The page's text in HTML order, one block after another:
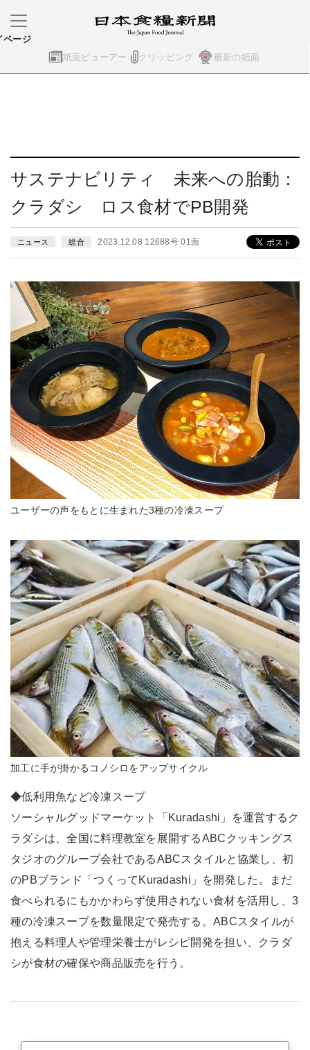
紙面ビューアー クリッピング 最新の紙面
ページ
サステナビリティ 未来への胎動：
クラダシ ロス食材でPB開発
ニュース 総合 2023.12.08 12688号 01面
ユーザーの声をもとに生まれた3種の冷凍スープ
加工に手が掛かるコノシロをアップサイクル
◆低利用魚など冷凍スープ
ソーシャルグッドマーケット「Kuradashi」を運営するク
ラダシは、全国に料理教室を展開するABCクッキングス
タジオのグループ会社であるABCスタイルと協業し、初
のPBブランド「つくってKuradashi」を開発した。まだ
食べられるにもかかわらず使用されない食材を活用し、3
種の冷凍スープを数量限定で発売する。ABCスタイルが
抱える料理人や管理栄養士がレシピ開発を担い、クラダ
シが食材の確保や商品販売を行う。